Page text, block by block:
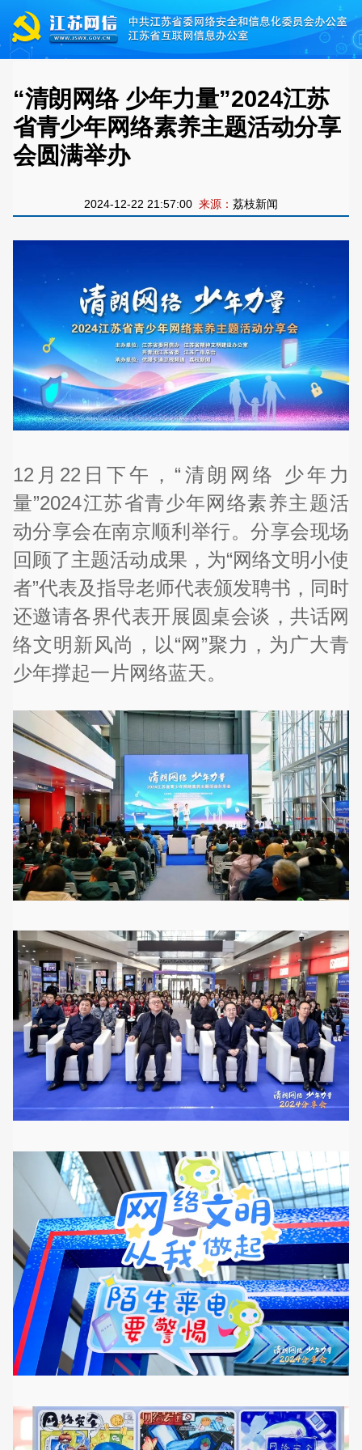
“清朗网络 少年力量”2024江苏
省青少年网络素养主题活动分享
会圆满举办
2024-12-22 21:57:00 来源： 荔枝新闻
12月22日下午，“清朗网络 少年力
量”2024江苏省青少年网络素养主题活
动分享会在南京顺利举行。分享会现场
回顾了主题活动成果，为“网络文明小使
者”代表及指导老师代表颁发聘书，同时
还邀请各界代表开展圆桌会谈，共话网
络文明新风尚，以“网”聚力，为广大青
少年撑起一片网络蓝天。